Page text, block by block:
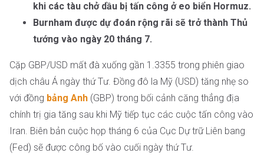
khi các tàu chở dầu bị tấn công ở eo biển Hormuz.
Burnham được dự đoán rộng rãi sẽ trở thành Thủ
tướng vào ngày 20 tháng 7.
Cặp GBP/USD mất đà xuống gần 1.3355 trong phiên giao
dịch châu Á ngày thứ Tư. Đồng đô la Mỹ (USD) tăng nhẹ so
với đồng bảng Anh (GBP) trong bối cảnh căng thẳng địa
chính trị gia tăng sau khi Mỹ tiếp tục các cuộc tấn công vào
Iran. Biên bản cuộc họp tháng 6 của Cục Dự trữ Liên bang
(Fed) sẽ được công bố vào cuối ngày thứ Tư.